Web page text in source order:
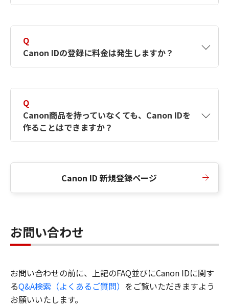
択したサービスから取得します。アカウントを
簡単に作成できるように、この情報を使用して
Canon IDの登録フォームを入力します。
Q
Canon IDの登録に料金は発生しますか？
Q
Canon商品を持っていなくても、Canon IDを
作ることはできますか？
Canon ID 新規登録ページ
お問い合わせ
お問い合わせの前に、上記のFAQ並びにCanon IDに関す
るQ&A検索（よくあるご質問） をご覧いただきますよう
お願いいたします。